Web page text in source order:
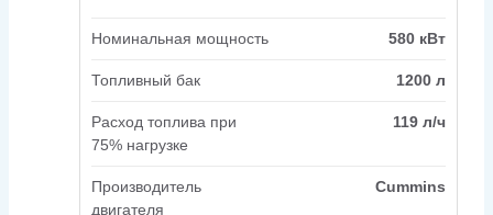
Номинальная мощность 580 кВт
Топливный бак 1200 л
Расход топлива при
75% нагрузке
119 л/ч
Производитель
двигателя
Cummins